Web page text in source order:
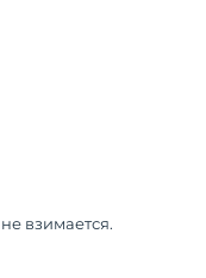
взимается.